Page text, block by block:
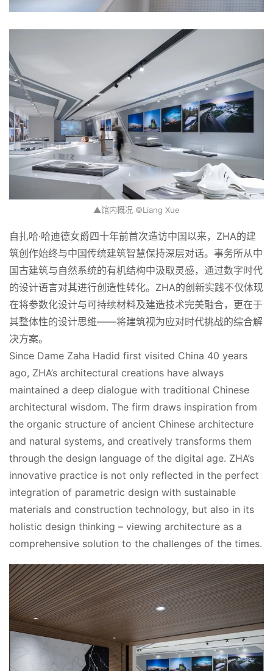
▲馆内概况 ©Liang Xue
自扎哈·哈迪德女爵四十年前首次造访中国以来，ZHA的建
筑创作始终与中国传统建筑智慧保持深层对话。事务所从中
国古建筑与自然系统的有机结构中汲取灵感，通过数字时代
的设计语言对其进行创造性转化。ZHA的创新实践不仅体现
在将参数化设计与可持续材料及建造技术完美融合，更在于
其整体性的设计思维——将建筑视为应对时代挑战的综合解
决方案。
Since Dame Zaha Hadid first visited China 40 years
ago, ZHA’s architectural creations have always
maintained a deep dialogue with traditional Chinese
architectural wisdom. The firm draws inspiration from
the organic structure of ancient Chinese architecture
and natural systems, and creatively transforms them
through the design language of the digital age. ZHA’s
innovative practice is not only reflected in the perfect
integration of parametric design with sustainable
materials and construction technology, but also in its
holistic design thinking – viewing architecture as a
comprehensive solution to the challenges of the times.